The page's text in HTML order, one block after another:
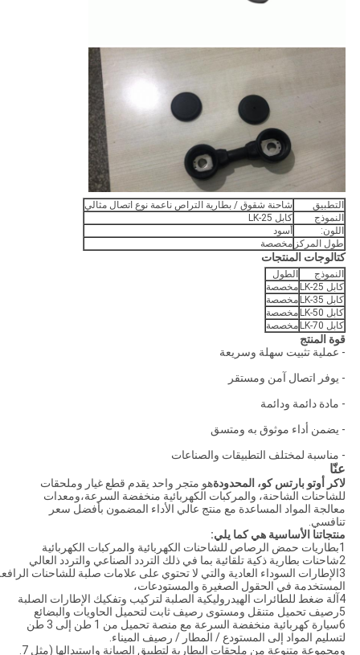
التطبيق
شاحنة شقوق / بطارية التراص ناعمة نوع اتصال مثالي
النموذج
كابل LK-25
اللون:
أسود
طول المركز مخصصة
كتالوجات المنتجات
النموذج
الطول
كابل LK-25
مخصصة
كابل LK-35
مخصصة
كابل LK-50
مخصصة
كابل LK-70
مخصصة
قوة المنتج
- عملية تثبيت سهلة وسريعة
- يوفر اتصال آمن ومستقر
- مادة دائمة ودائمة
- يضمن أداء موثوق به ومتسق
- مناسبة لمختلف التطبيقات والصناعات
عنّا
لاكر أوتو بارتس كو، المحدودةهو متجر واحد يقدم قطع غيار وملحقات
للشاحنات الشاحنة، والمركبات الكهربائية منخفضة السرعة،ومعدات
معالجة المواد المساعدة مع منتج عالي الأداء المضمون بأفضل سعر
تنافسي.
منتجاتنا الأساسية هي كما يلي:
1بطاريات حمض الرصاص للشاحنات الكهربائية والمركبات الكهربائية
2شاحنات بطارية ذكية تلقائية بما في ذلك التردد الصناعي والتردد العالي
3الإطارات السوداء العادية والتي لا تحتوي على علامات صلبة للشاحنات
المستخدمة في الحقول الصغيرة والمستودعات،
4آلة ضغط للطائرات الهيدروليكية الصلبة لتركيب وتفكيك الإطارات الصلبة
5رصيف تحميل متنقل ومستوى رصيف ثابت لتحميل الحاويات والبضائع
6سيارة كهربائية منخفضة السرعة مع منصة تحميل من 1 طن إلى 3 طن
لتسليم المواد إلى المستودع / المطار / رصيف الميناء.